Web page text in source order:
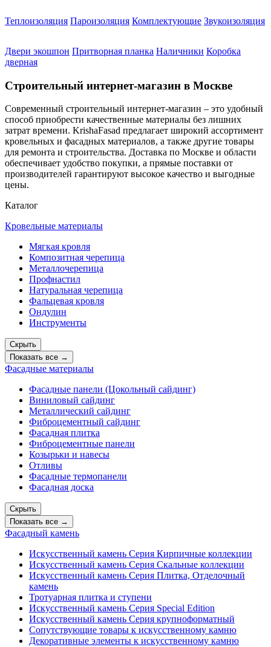
Теплоизоляция Пароизоляция Комплектующие Звукоизоляция
Двери экошпон Притворная планка Наличники Коробка
дверная
Строительный интернет-магазин в Москве
Современный строительный интернет-магазин – это удобный
способ приобрести качественные материалы без лишних
затрат времени. KrishaFasad предлагает широкий ассортимент
кровельных и фасадных материалов, а также другие товары
для ремонта и строительства. Доставка по Москве и области
обеспечивает удобство покупки, а прямые поставки от
производителей гарантируют высокое качество и выгодные
цены.
Каталог
Кровельные материалы
Мягкая кровля
Композитная черепица
Металлочерепица
Профнастил
Натуральная черепица
Фальцевая кровля
Ондулин
Инструменты
Скрыть
Показать все →
Фасадные материалы
Фасадные панели (Цокольный сайдинг)
Виниловый сайдинг
Металлический сайдинг
Фиброцементный сайдинг
Фасадная плитка
Фиброцементные панели
Козырьки и навесы
Отливы
Фасадные термопанели
Фасадная доска
Скрыть
Показать все →
Фасадный камень
Искусственный камень Серия Кирпичные коллекции
Искусственный камень Серия Скальные коллекции
Искусственный камень Серия Плитка, Отделочный
камень
Тротуарная плитка и ступени
Искусственный камень Серия Special Edition
Искусственный камень Серия крупноформатный
Сопутствующие товары к искусственному камню
Декоративные элементы к искусственному камню